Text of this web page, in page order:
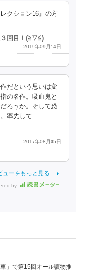
クション16』の方
３回目！(⁠≧⁠▽⁠≦⁠)
2019年09月14日
だという思いは変
の名作。吸血鬼と
ろうか。そして恐
率先して
2017年08月05日
ューをもっと見る
by
」で第15回オール讀物推